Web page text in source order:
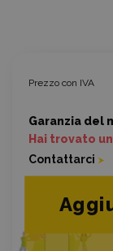
Prezzo con IVA
Garanzia del
Hai trovato
Contattarci